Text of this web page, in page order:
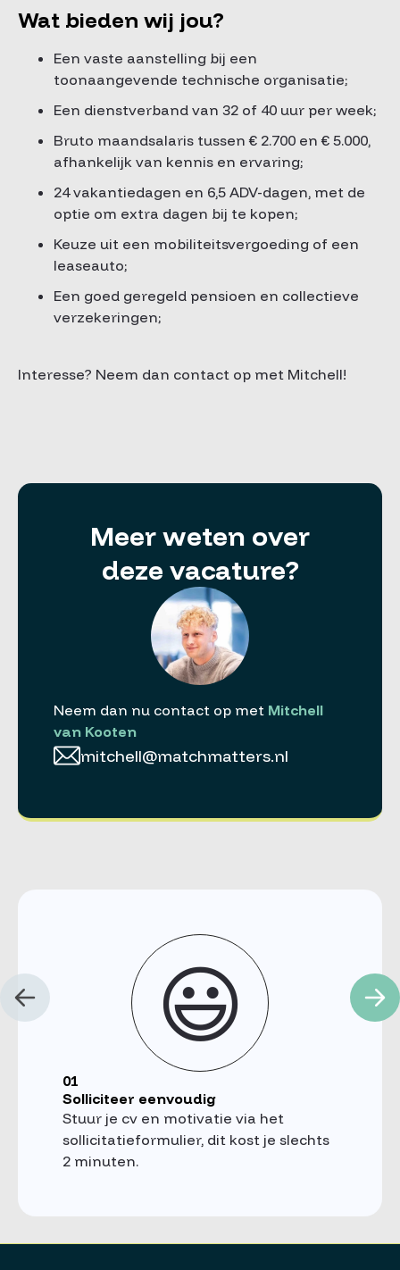
Wat bieden wij jou?
Een vaste aanstelling bij een
toonaangevende technische organisatie;
Een dienstverband van 32 of 40 uur per week;
Bruto maandsalaris tussen € 2.700 en € 5.000,
afhankelijk van kennis en ervaring;
24 vakantiedagen en 6,5 ADV-dagen, met de
optie om extra dagen bij te kopen;
Keuze uit een mobiliteitsvergoeding of een
leaseauto;
Een goed geregeld pensioen en collectieve
verzekeringen;
Interesse? Neem dan contact op met Mitchell!
Meer weten over
deze vacature?
Neem dan nu contact op met Mitchell
van Kooten
mitchell@matchmatters.nl
😃
01
Solliciteer eenvoudig
Stuur je cv en motivatie via het
sollicitatieformulier, dit kost je slechts
2 minuten.